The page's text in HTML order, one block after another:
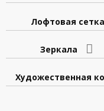
Лофтовая сетка
Зеркала
Художественная